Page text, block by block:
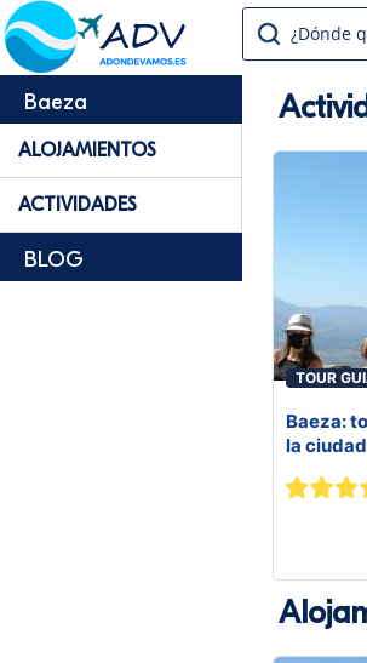
¿Dónde
Baeza
ALOJAMIENTOS
ACTIVIDADES
BLOG
TOUR
Baeza:
la